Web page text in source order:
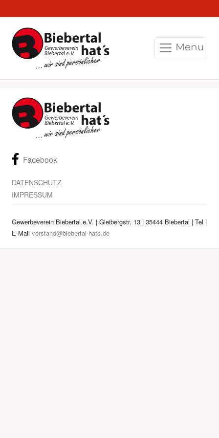
Menu
Facebook
DATENSCHUTZ
IMPRESSUM
Gewerbeverein Biebertal e.V. | Gleibergstr. 13 | 35444 Biebertal | Tel |
E-Mail vorstand@biebertal-hats.de